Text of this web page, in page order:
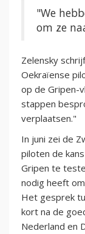
"We
om ze
Zelensky
Oekraïense
op de Gripen-
stappen
verplaatsen."
In juni zei de
piloten de
Gripen te
nodig heeft
Het gesprek
kort na de
Nederland en